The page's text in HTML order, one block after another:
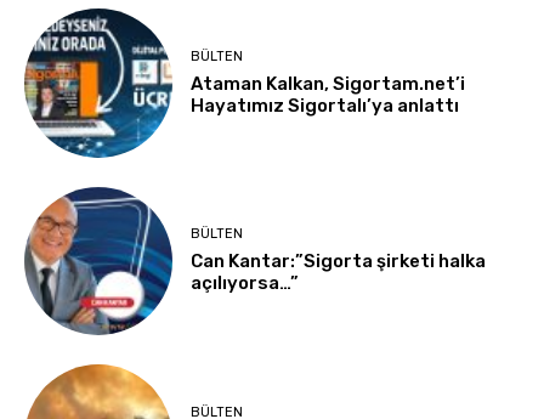
BÜLTEN
Ataman Kalkan, Sigortam.net’i
Hayatımız Sigortalı’ya anlattı
BÜLTEN
Can Kantar:”Sigorta şirketi halka
açılıyorsa…”
BÜLTEN